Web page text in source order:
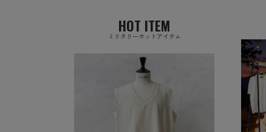
HOT ITEM
ミリタリーホットアイテム